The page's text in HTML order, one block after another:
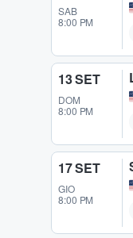
SAB
8:00 PM
13 SET
DOM
8:00 PM
17 SET
GIO
8:00 PM